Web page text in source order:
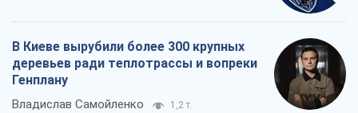
В Киеве вырубили более 300 крупных
деревьев ради теплотрассы и вопреки
Генплану
Владислав Самойленко 1,2 т.